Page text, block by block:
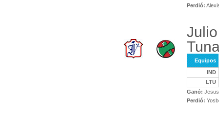
Perdió:
Equipos
IND
LTU
Ganó:
Perdió: